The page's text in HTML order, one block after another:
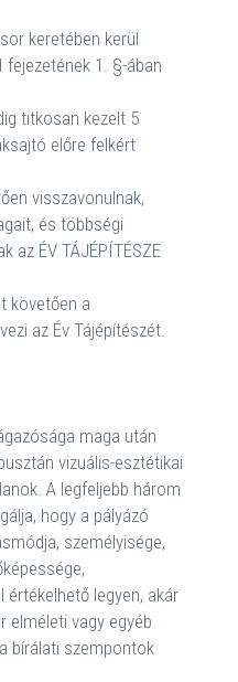
keretében kerül
1. §-ában
titkosan kezelt 5
előre felkért
visszavonulnak,
és többségi
az ÉV TÁJÉPÍTÉSZE
követően a
az Év Tájépítészét.
maga után
vizuális-esztétikai
A legfeljebb három
hogy a pályázó
személyisége,
értékelhető legyen, akár
elméleti vagy egyéb
bírálati szempontok